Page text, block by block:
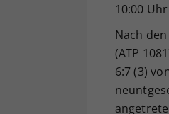
10:00
Nach
(ATP
6:7 (3)